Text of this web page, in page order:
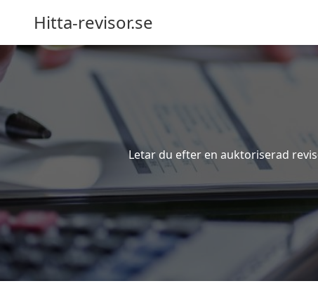
Hitta-revisor.se
Letar du efter en auktoriserad